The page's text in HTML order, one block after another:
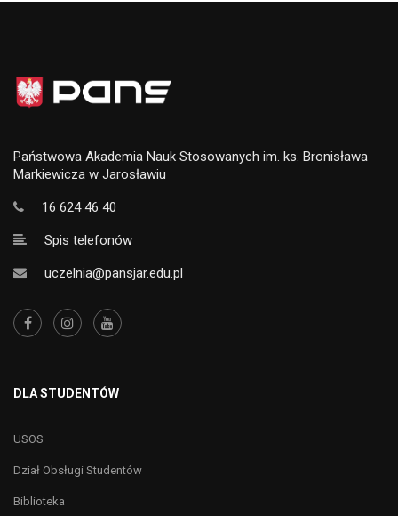
Państwowa Akademia Nauk Stosowanych im. ks. Bronisława
Markiewicza w Jarosławiu
16 624 46 40
Spis telefonów
uczelnia@pansjar.edu.pl
DLA STUDENTÓW
USOS
Dział Obsługi Studentów
Biblioteka